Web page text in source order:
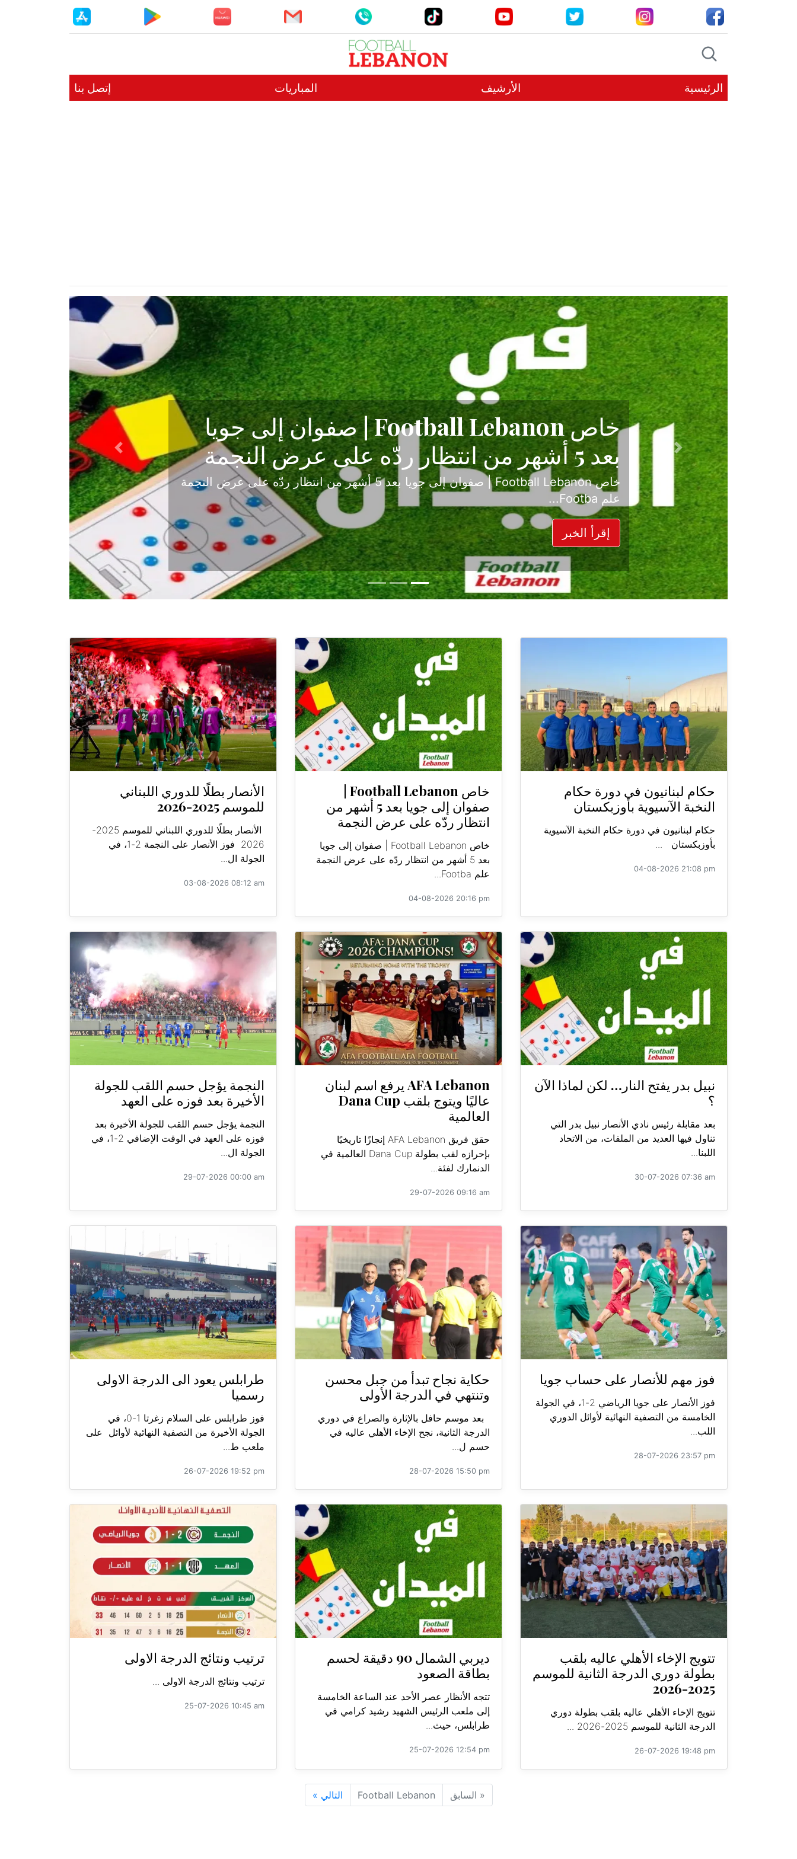
الرئيسية الأرشيف المباريات إتصل بنا
حكاية نجاح تبدأ من جبل محسن وتنتهي في
الدرجة الأولى
بعد موسم حافل بالإثارة والصراع في دوري الدرجة الثانية، نجح الإخاء الأهلي عاليه في
حسم ل...
إقرأ الخبر
Previous
Next
حكام لبنانيون في دورة حكام
النخبة الآسيوية بأوزبكستان
حكام لبنانيون في دورة حكام النخبة الآسيوية
بأوزبكستان ...
04-08-2026 21:08 pm
صفوان إلى جويا بعد 5 أشهر من
انتظار ردّه على عرض النجمة
خاص Football Lebanon | صفوان إلى جويا
بعد 5 أشهر من انتظار ردّه على عرض النجمة
علم Footba...
04-08-2026 20:16 pm
الأنصار بطلًا للدوري اللبناني
للموسم 2025-2026
الأنصار بطلًا للدوري اللبناني للموسم 2025-
2026 فوز الأنصار على النجمة 2-1، في
الجولة ال...
03-08-2026 08:12 am
نبيل بدر يفتح النار… لكن لماذا الآن
؟
بعد مقابلة رئيس نادي الأنصار نبيل بدر التي
تناول فيها العديد من الملفات، من الاتحاد
اللبنا...
30-07-2026 07:36 am
AFA Lebanon يرفع اسم لبنان
عاليًا ويتوج بلقب Dana Cup
العالمية
حقق فريق AFA Lebanon إنجازًا تاريخيًا
بإحرازه لقب بطولة Dana Cup العالمية في
الدنمارك لفئة...
29-07-2026 09:16 am
النجمة يؤجل حسم اللقب للجولة
الأخيرة بعد فوزه على العهد
النجمة يؤجل حسم اللقب للجولة الأخيرة بعد
فوزه على العهد في الوقت الإضافي 2-1، في
الجولة ال...
29-07-2026 00:00 am
فوز مهم للأنصار على حساب جويا
فوز الأنصار على جويا الرياضي 2-1، في الجولة
الخامسة من التصفية النهائية لأوائل الدوري
اللب...
28-07-2026 23:57 pm
حكاية نجاح تبدأ من جبل محسن
وتنتهي في الدرجة الأولى
بعد موسم حافل بالإثارة والصراع في دوري
الدرجة الثانية، نجح الإخاء الأهلي عاليه في
حسم ل...
28-07-2026 15:50 pm
طرابلس يعود الى الدرجة الاولى
رسميا
فوز طرابلس على السلام زغرتا 1-0، في
الجولة الأخيرة من التصفية النهائية لأوائل على
ملعب ط...
26-07-2026 19:52 pm
تتويج الإخاء الأهلي عاليه بلقب
بطولة دوري الدرجة الثانية للموسم
2025-2026
تتويج الإخاء الأهلي عاليه بلقب بطولة دوري
الدرجة الثانية للموسم 2025-2026 ...
26-07-2026 19:48 pm
ديربي الشمال 90 دقيقة لحسم
بطاقة الصعود
تتجه الأنظار عصر الأحد عند الساعة الخامسة
إلى ملعب الرئيس الشهيد رشيد كرامي في
طرابلس، حيث...
25-07-2026 12:54 pm
ترتيب ونتائج الدرجة الاولى
ترتيب ونتائج الدرجة الاولى ...
25-07-2026 10:45 am
« السابق Football Lebanon التالي »